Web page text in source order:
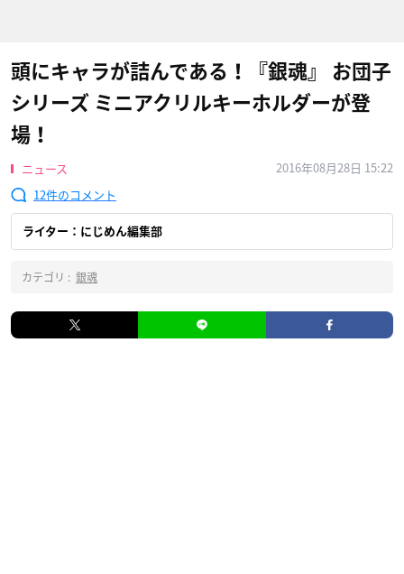
頭にキャラが詰んである！『銀魂』 お団子
シリーズ ミニアクリルキーホルダーが登
場！
ニュース
2016年08月28日 15:22
12
ライター：にじめん編集部
カテゴリ : 銀魂